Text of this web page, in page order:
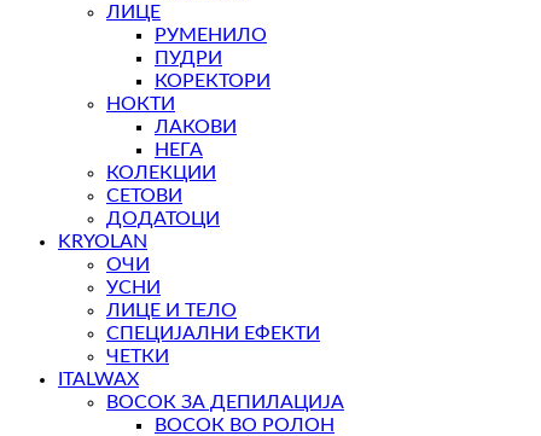
ЛИЦЕ
РУМЕНИЛО
ПУДРИ
КОРЕКТОРИ
НОКТИ
ЛАКОВИ
НЕГА
КОЛЕКЦИИ
СЕТОВИ
ДОДАТОЦИ
KRYOLAN
ОЧИ
УСНИ
ЛИЦЕ И ТЕЛО
СПЕЦИЈАЛНИ ЕФЕКТИ
ЧЕТКИ
ITALWAX
ВОСОК ЗА ДЕПИЛАЦИЈА
ВОСОК ВО РОЛОН